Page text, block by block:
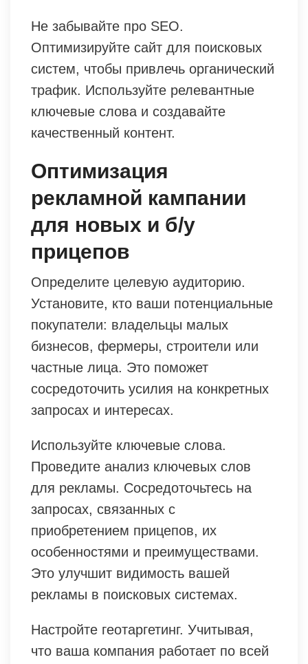
Не забывайте про SEO.
Оптимизируйте сайт для поисковых
систем, чтобы привлечь органический
трафик. Используйте релевантные
ключевые слова и создавайте
качественный контент.
Оптимизация
рекламной кампании
для новых и б/у
прицепов
Определите целевую аудиторию.
Установите, кто ваши потенциальные
покупатели: владельцы малых
бизнесов, фермеры, строители или
частные лица. Это поможет
сосредоточить усилия на конкретных
запросах и интересах.
Используйте ключевые слова.
Проведите анализ ключевых слов
для рекламы. Сосредоточьтесь на
запросах, связанных с
приобретением прицепов, их
особенностями и преимуществами.
Это улучшит видимость вашей
рекламы в поисковых системах.
Настройте геотаргетинг. Учитывая,
что ваша компания работает по всей